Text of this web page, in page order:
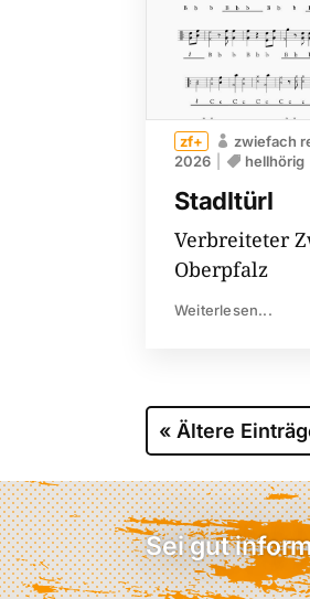
Stadltürl
zwiefach
2026
hellhörig
Verbreiteter
Oberpfalz
Weiterlesen...
« Ältere
Sei gut